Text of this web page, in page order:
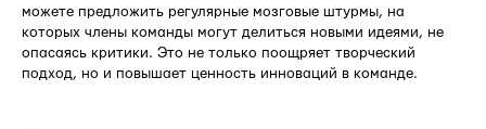
можете предложить регулярные мозговые штурмы, на
которых члены команды могут делиться новыми идеями, не
опасаясь критики. Это не только поощряет творческий
подход, но и повышает ценность инноваций в команде.